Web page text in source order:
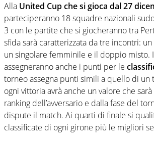
Alla United Cup che si gioca dal 27
parteciperanno 18 squadre nazionali
3 con le partite che si giocheranno tra
sfida sarà caratterizzata da tre incontri:
un singolare femminile e il doppio misto.
assegneranno anche i punti per le
torneo assegna punti simili a quello di un
ogni vittoria avrà anche un valore che
ranking dell’avversario e dalla fase del
dispute il match. Ai quarti di finale si
classificate di ogni girone più le migliori